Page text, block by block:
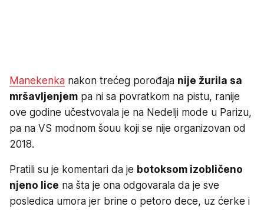
Manekenka nakon trećeg porođaja nije žurila sa
mršavljenjem pa ni sa povratkom na pistu, ranije
ove godine učestvovala je na Nedelji mode u Parizu,
pa na VS modnom šouu koji se nije organizovan od
2018.
Pratili su je komentari da je botoksom izobličeno
njeno lice na šta je ona odgovarala da je sve
posledica umora jer brine o petoro dece, uz ćerke i